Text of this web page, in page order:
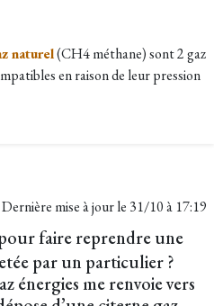
naturel(CH4 méthane) sont 2 gaz
en raison de leur pression
Dernière mise à jour le 31/10 à 17:19
faire reprendre une
par un particulier ?
énergies me renvoie vers